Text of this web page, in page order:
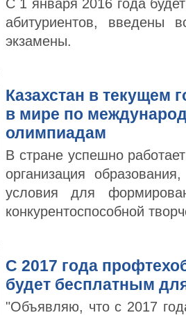
С 1 января 2016 года
абитуриентов, введены
экзамены.
Казахстан в текущем
в мире по
олимпиадам
В стране успешно
организация
условия для
конкурентоспособной
С 2017 года
будет бесплатным
"Объявляю, что с 2017